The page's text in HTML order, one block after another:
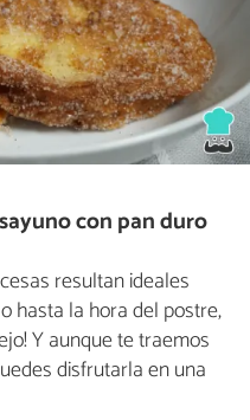
con pan duro
resultan ideales
hasta la hora del postre,
Y aunque te traemos
disfrutarla en una